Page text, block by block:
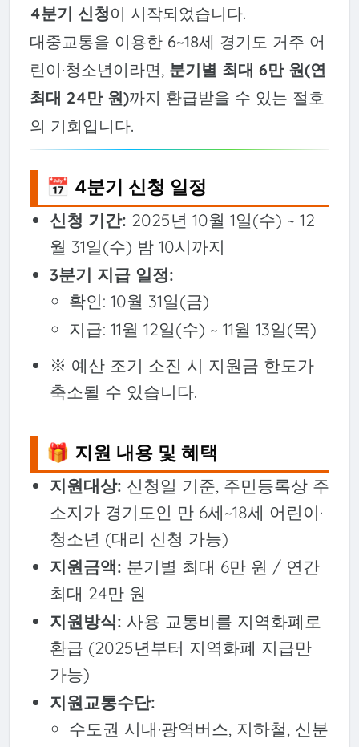
4분기 신청이 시작되었습니다.
대중교통을 이용한 6~18세 경기도 거주 어
린이·청소년이라면, 분기별 최대 6만 원(연
최대 24만 원)까지 환급받을 수 있는 절호
의 기회입니다.
📅 4분기 신청 일정
신청 기간: 2025년 10월 1일(수) ~ 12
월 31일(수) 밤 10시까지
3분기 지급 일정:
확인: 10월 31일(금)
지급: 11월 12일(수) ~ 11월 13일(목)
※ 예산 조기 소진 시 지원금 한도가
축소될 수 있습니다.
🎁 지원 내용 및 혜택
지원대상: 신청일 기준, 주민등록상 주
소지가 경기도인 만 6세~18세 어린이·
청소년 (대리 신청 가능)
지원금액: 분기별 최대 6만 원 / 연간
최대 24만 원
지원방식: 사용 교통비를 지역화폐로
환급 (2025년부터 지역화폐 지급만
가능)
지원교통수단:
수도권 시내·광역버스, 지하철, 신분